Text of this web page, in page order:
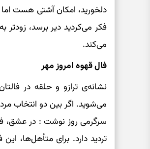
دلخورید، امکان آشتی هست
فکر می‌کردید دیر برسد،
می‌کند.
فال قهوه امروز مهر
نشانه‌ی ترازو و حلقه در
می‌شوید. اگر بین دو انتخاب
سرگرمی روز نوشت : در عشق،
تردید دارد. برای متأهل‌ها،